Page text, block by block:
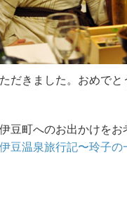
だきました。おめでと
豆町へのお出かけをお
伊豆温泉旅行記〜玲子の